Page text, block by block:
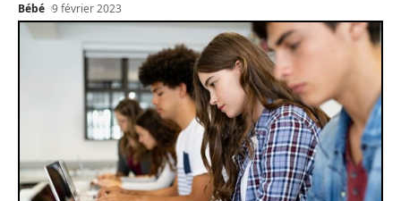
Bébé 9 février 2023